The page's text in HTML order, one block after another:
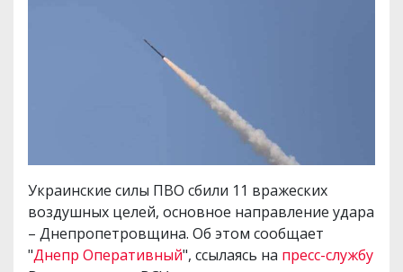
Украинские силы ПВО сбили 11 вражеских
воздушных целей, основное направление удара
– Днепропетровщина. Об этом сообщает
"Днепр Оперативный", ссылаясь на пресс-службу